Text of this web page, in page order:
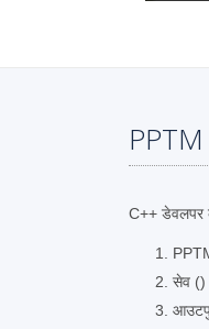
C++ डेवलपर
सेव ()